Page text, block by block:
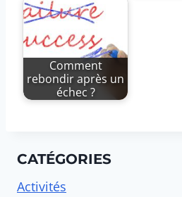
Comment
rebondir après un
échec ?
CATÉGORIES
Activités